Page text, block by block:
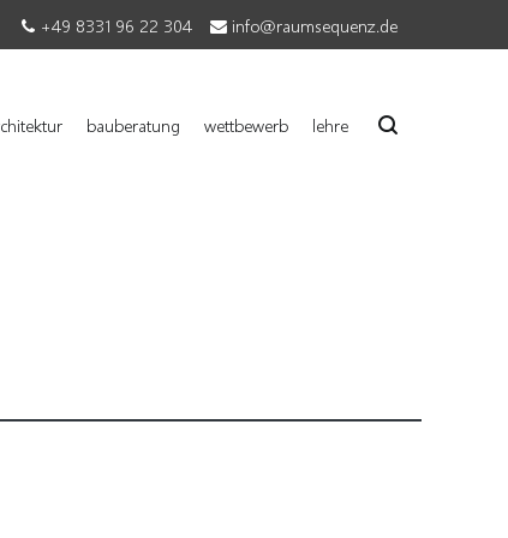
+49 8331 96 22 304 info@raumsequenz.de
bauberatung wettbewerb lehre